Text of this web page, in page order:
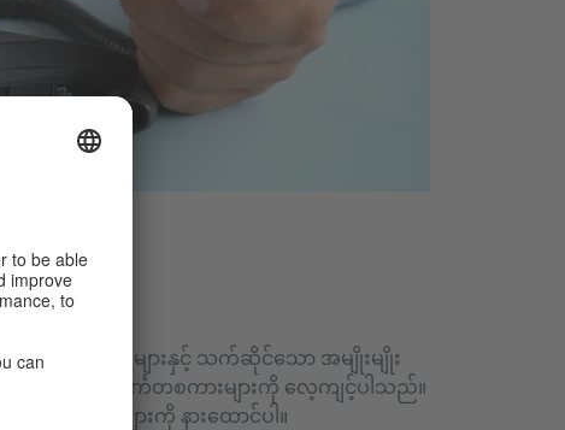
သည် ရုံးအလုပ်များနှင့် သက်ဆိုင်သော အမျိုးမျိုး
သင်ယူပြီး သင်္ကေတစကားများကို လေ့ကျင့်ပါသည်။
င့် ဖုန်းဆက်သံများကို နားထောင်ပါ။